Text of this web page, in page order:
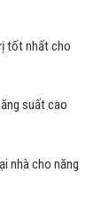
tốt nhất cho
suất cao
nhà cho năng